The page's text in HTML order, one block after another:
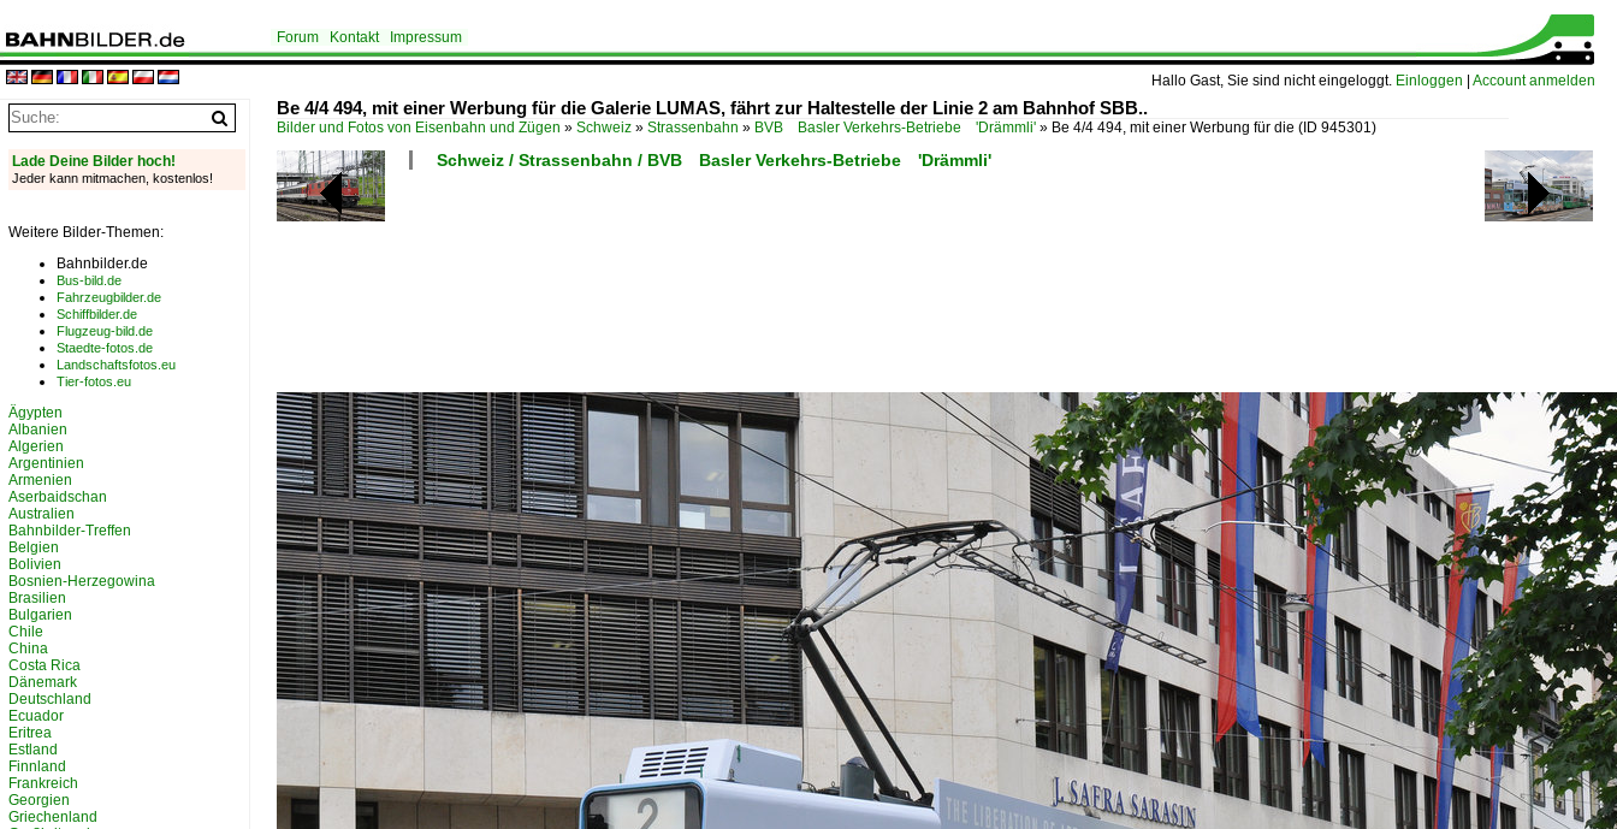
Hallo Gast, Sie sind nicht eingeloggt. Einloggen Account anmelden
Forum Kontakt Impressum
Be 4/4 494, mit einer Werbung für die Galerie LUMAS, fährt zur Haltestelle der Linie 2 am Bahnhof SBB..
Bilder und Fotos von Eisenbahn und Zügen » Schweiz » Strassenbahn » BVB Basler Verkehrs-Betriebe 'Drämmli' » Be 4/4 494, mit einer Werbung für die (ID 945301)
Schweiz / Strassenbahn / BVB Basler Verkehrs-Betriebe 'Drämmli'
Lade Deine Bilder hoch!
Jeder kann mitmachen, kostenlos!
Weitere Bilder-Themen:
Bahnbilder.de
Bus-bild.de
Fahrzeugbilder.de
Schiffbilder.de
Flugzeug-bild.de
Staedte-fotos.de
Landschaftsfotos.eu
Tier-fotos.eu
Ägypten
Albanien
Algerien
Argentinien
Armenien
Aserbaidschan
Australien
Bahnbilder-Treffen
Belgien
Bolivien
Bosnien-Herzegowina
Brasilien
Bulgarien
Chile
China
Costa Rica
Dänemark
Deutschland
Ecuador
Eritrea
Estland
Finnland
Frankreich
Georgien
Griechenland